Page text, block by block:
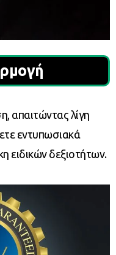
απαιτώντας λίγη
εντυπωσιακά
ειδικών δεξιοτήτων.